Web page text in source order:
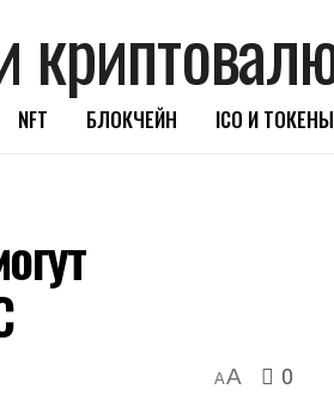
NFT БЛОКЧЕЙН ICO И ТОКЕНЫ
AA 0